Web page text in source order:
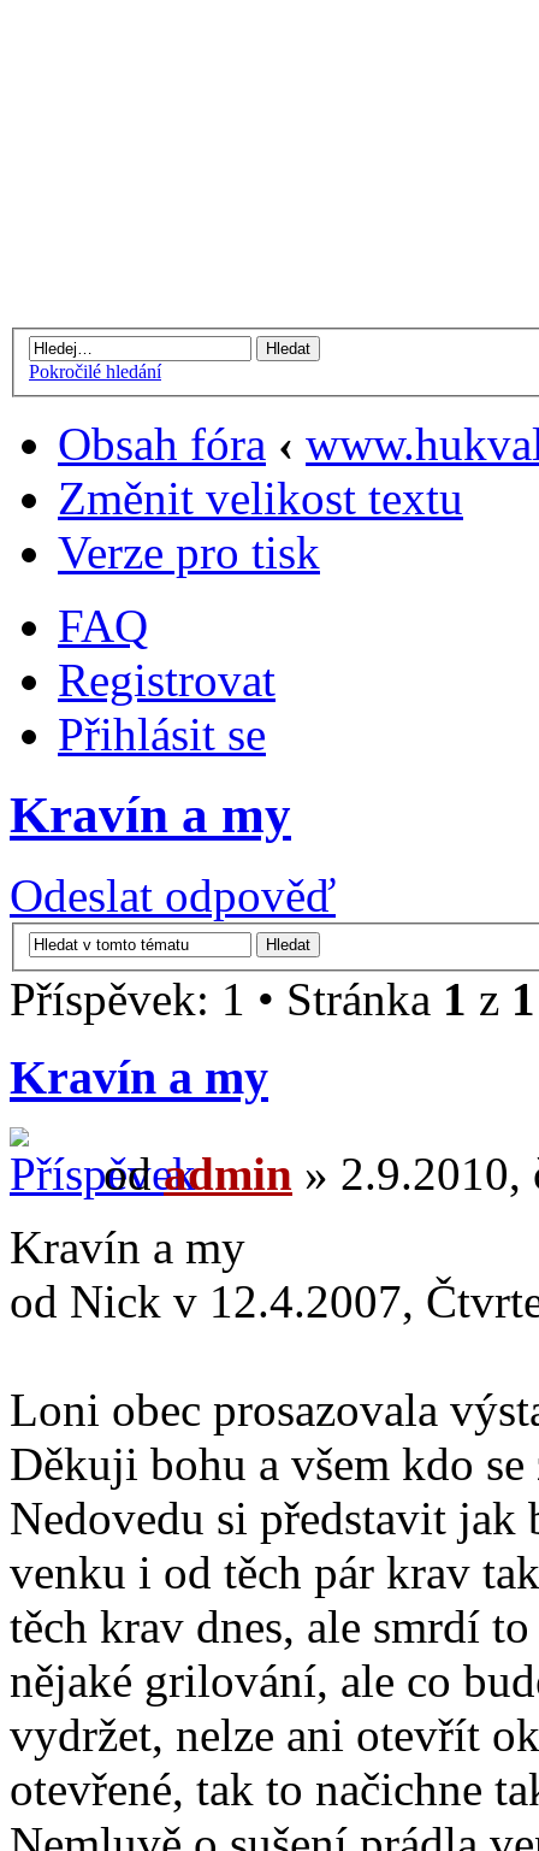
Pokročilé hledání
Obsah fóra ‹
Změnit velikost textu
Verze pro tisk
FAQ
Registrovat
Přihlásit se
Kravín a my
Odeslat odpověď
Příspěvek: 1 • Stránka 1 z 1
Kravín a my
odadmin » 2.9.2010,
Kravín a my
od Nick v 12.4.2007,
Loni obec prosazovala
Děkuji bohu a všem kdo
Nedovedu si představit
venku i od těch pár krav
těch krav dnes, ale smrdí
nějaké grilování, ale co
vydržet, nelze ani otevřít
otevřené, tak to načichne